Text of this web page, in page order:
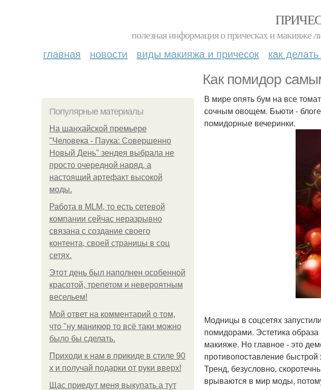
полезная информация о прическах и макияже
главная новости виды макияжа и причесок как
Как помидор
Популярные материалы
На шанхайской премьере
"Человека - Паука: Совершенно
Новый День" зендея выбрала не
просто очередной наряд, а
настоящий артефакт высокой
моды.
Работа в MLM, то есть сетевой
компании сейчас неразрывно
связана с создание своего
контента, своей страницы в соц
сетях.
Этот день был наполнен особенной
красотой, трепетом и невероятным
весельем!
Мой ответ на комментарий о том,
что "ну маникюр то всё таки можно
было бы сделать.
Приходи к нам в прикиде в стиле 90
х и получай подарки от руки вверх!
Щас приедут меня выкупать а тут
В мире опять бум на все
сочным овощем. Бьюти -
помидорные вечеринки.
Модницы в соцсетях
помидорами. Эстетика
макияже. Но главное - это
противопоставление
Тренд, безусловно,
врываются в мир моды,